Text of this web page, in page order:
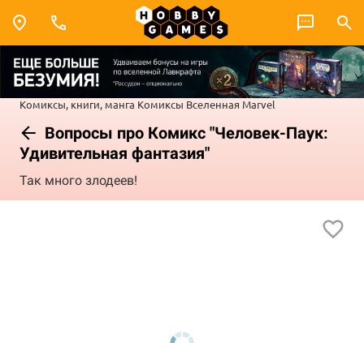
Комиксы, книги, манга Комиксы Вселенная Marvel
Вопросы про Комикс "Человек-Паук:
Удивительная фантазия"
Так много злодеев!